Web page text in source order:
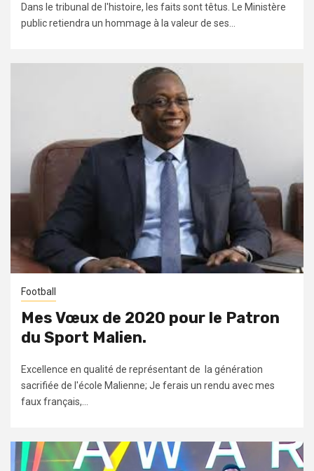
Dans le tribunal de l'histoire, les faits sont têtus. Le Ministère
public retiendra un hommage à la valeur de ses...
Football
Mes Vœux de 2020 pour le Patron
du Sport Malien.
Excellence en qualité de représentant de la génération
sacrifiée de l'école Malienne; Je ferais un rendu avec mes
faux français,...